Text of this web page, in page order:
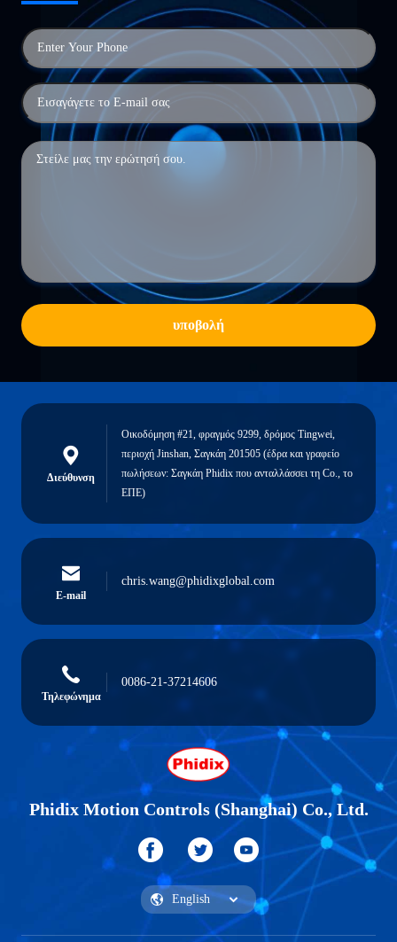
υποβολή
Διεύθυνση
Οικοδόμηση #21, φραγμός 9299, δρόμος Tingwei,
περιοχή Jinshan, Σαγκάη 201505 (έδρα και γραφείο
πωλήσεων: Σαγκάη Phidix που ανταλλάσσει τη Co., το
ΕΠΕ)
E-mail
chris.wang@phidixglobal.com
Τηλεφώνημα
0086-21-37214606
Phidix Motion Controls (Shanghai) Co., Ltd.